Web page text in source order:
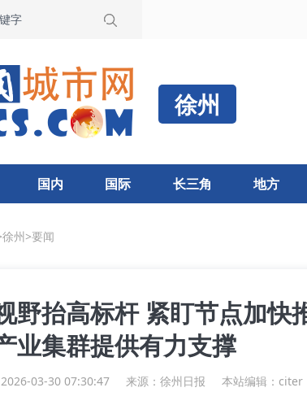
徐州
国内 国际 长三角 地方
徐州>要闻
野抬高标杆 紧盯节点加快
业集群提供有力支撑
03-30 07:30:47 来源： 徐州日报 本站编辑：citer